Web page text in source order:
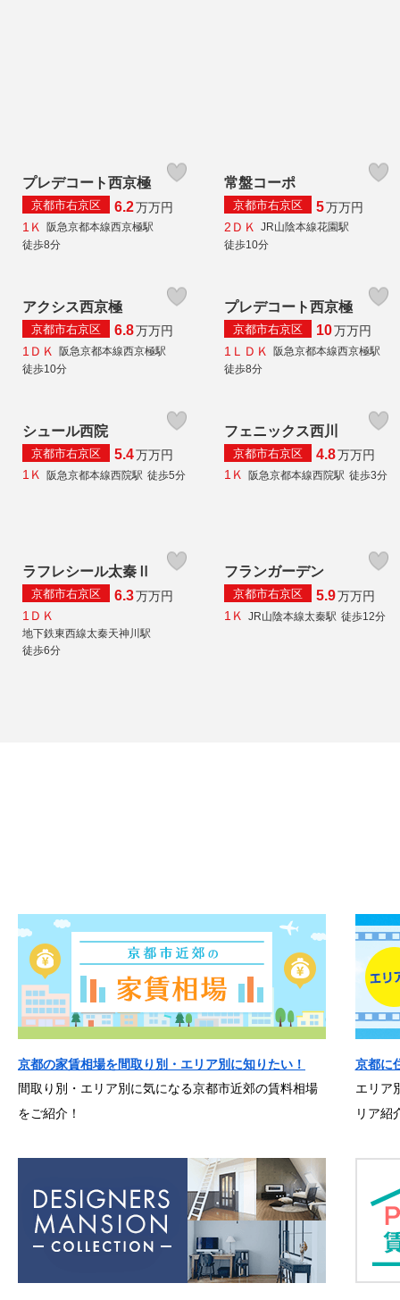
プレデコート西京極
京都市右京区 6.2万万円
1Ｋ
阪急京都本線西京極駅
徒歩8分
常盤コーポ
京都市右京区 5万万円
2ＤＫ
JR山陰本線花園駅
徒歩10分
アクシス西京極
京都市右京区 6.8万万円
1ＤＫ
阪急京都本線西京極駅
徒歩10分
プレデコート西京極
京都市右京区 10万万円
1ＬＤＫ
阪急京都本線西京極駅
徒歩8分
シュール西院
京都市右京区 5.4万万円
1Ｋ 阪急京都本線西院駅 徒歩5分
フェニックス西川
京都市右京区 4.8万万円
1Ｋ 阪急京都本線西院駅 徒歩3分
ラフレシール太秦Ⅱ
京都市右京区 6.3万万円
1ＤＫ
地下鉄東西線太秦天神川駅
徒歩6分
フランガーデン
京都市右京区 5.9万万円
1Ｋ
JR山陰本線太秦駅 徒歩12分
京都の家賃相場を間取り別・エリア別に知りたい！
間取り別・エリア別に気になる京都市近郊の賃料相場
をご紹介！
京都に
エリア
リア紹